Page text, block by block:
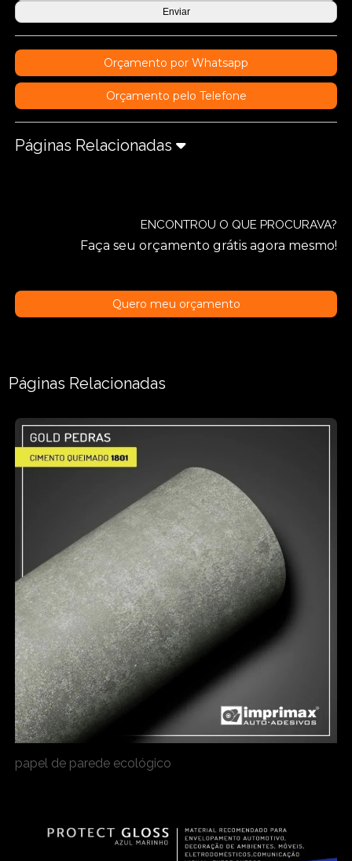
Orçamento por Whatsapp
Orçamento pelo Telefone
Páginas Relacionadas
ENCONTROU O QUE PROCURAVA?
Faça seu orçamento grátis agora mesmo!
Quero meu orçamento
Páginas Relacionadas
papel de parede ecológico